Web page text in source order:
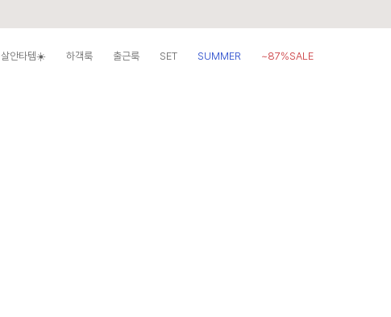
살안타템☀️ 하객룩 출근룩 SET SUMMER
~87%SALE